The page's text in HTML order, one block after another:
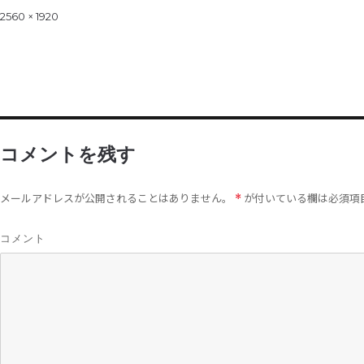
on
Full
2560 × 1920
コメントを残す
メールアドレスが公開されることはありません。 * が付いている欄は必須項
コメント